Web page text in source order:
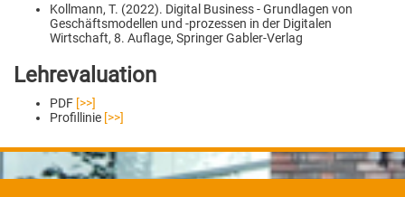
Kollmann, T. (2022). Digital Business - Grundlagen von
Geschäftsmodellen und -prozessen in der Digitalen
Wirtschaft, 8. Auflage, Springer Gabler-Verlag
Lehrevaluation
PDF [>>]
Profillinie [>>]